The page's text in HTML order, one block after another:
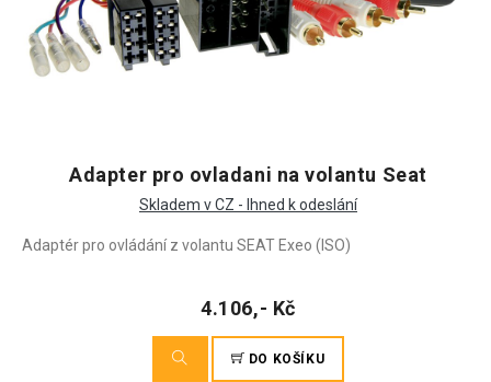
Adapter pro ovladani na volantu Seat
Skladem v CZ - Ihned k odeslání
Adaptér pro ovládání z volantu SEAT Exeo (ISO)
4.106,- Kč
DO KOŠÍKU